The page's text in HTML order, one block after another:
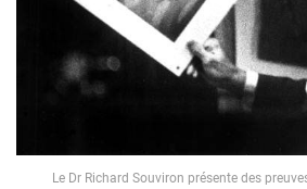
Le Dr Richard Souviron présente des